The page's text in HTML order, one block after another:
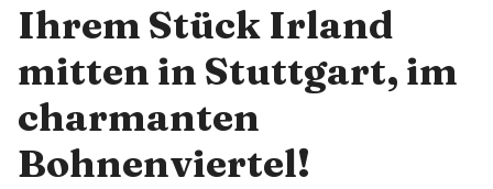
Ihrem Stück Irland
mitten in Stuttgart, im
charmanten
Bohnenviertel!